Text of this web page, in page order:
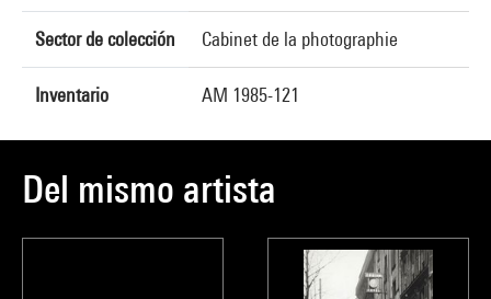
Sector de colección Cabinet de la photographie
Inventario AM 1985-121
Del mismo artista